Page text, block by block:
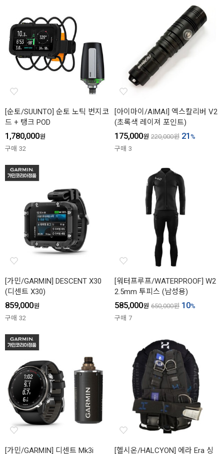
[순토/SUUNTO] 순토 노틱 번지코
드 + 탱크 POD
1,780,000원
구매 32
[아이마이/AIMAI] 엑스칼리버 V2
(초록색 레이져 포인트)
175,000원 220,000원 21 %
구매 3
[가민/GARMIN] DESCENT X30
(디센트 X30)
859,000원
구매 32
[워터프루프/WATERPROOF] W2
2.5mm 투피스 (남성용)
585,000원 650,000원 10%
구매 7
[가민/GARMIN] 디센트 Mk3i [헬시온/HALCYON] 에라 Era 싱